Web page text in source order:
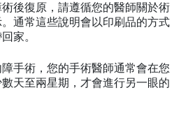
後復原，請遵循您的醫師關於術
通常這些說明會以印刷品的方式
家。
手術，您的手術醫師通常會在您
天至兩星期，才會進行另一眼的